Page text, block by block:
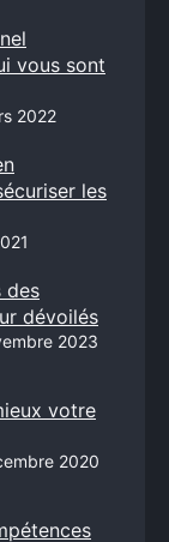
vous sont
2022
les
des
dévoilés
2023
votre
2020